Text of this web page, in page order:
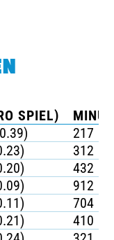
SPIEL)
217
312
432
912
704
410